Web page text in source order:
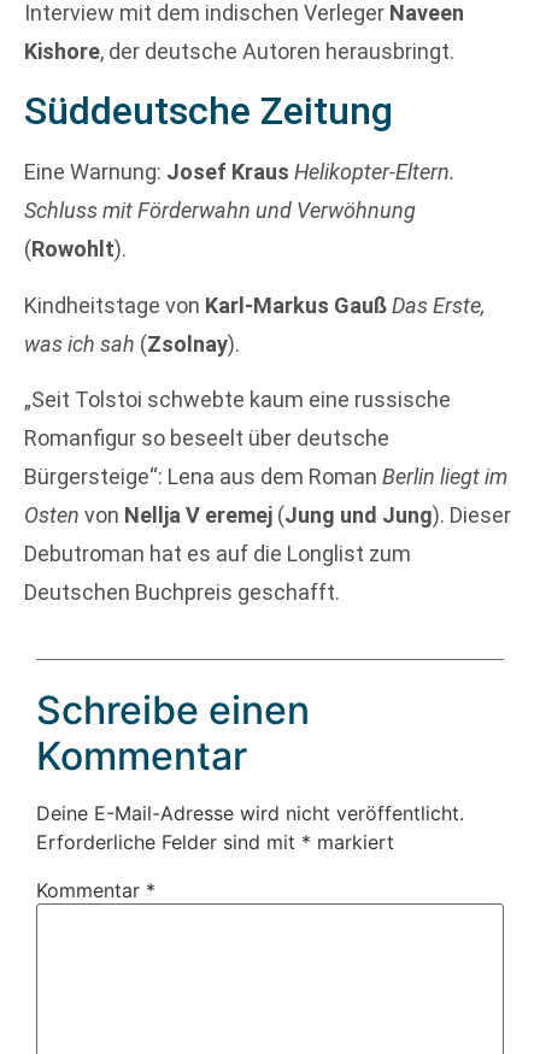
Interview mit dem indischen Verleger Naveen
Kishore, der deutsche Autoren herausbringt.
Süddeutsche Zeitung
Eine Warnung: Josef Kraus Helikopter-Eltern.
Schluss mit Förderwahn und Verwöhnung
(Rowohlt).
Kindheitstage von Karl-Markus GaußDas Erste,
was ich sah (Zsolnay).
„Seit Tolstoi schwebte kaum eine russische
Romanfigur so beseelt über deutsche
Bürgersteige“: Lena aus dem Roman Berlin liegt im
Osten von Nellja V eremej (Jung und Jung). Dieser
Debutroman hat es auf die Longlist zum
Deutschen Buchpreis geschafft.
Schreibe einen
Kommentar
Deine E-Mail-Adresse wird nicht veröffentlicht.
Erforderliche Felder sind mit * markiert
Kommentar *